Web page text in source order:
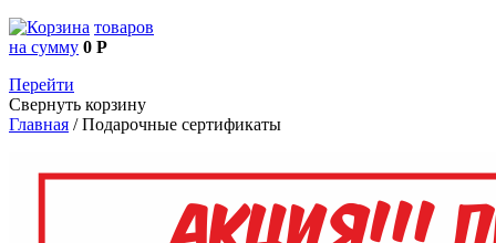
товаров
на сумму 0 Р
Перейти
Свернуть корзину
Главная /Подарочные сертификаты